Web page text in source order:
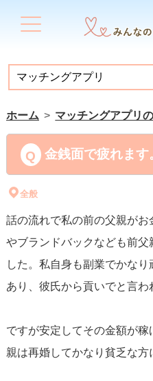
ホーム マッチングアプリ
金銭面で疲れます
全般
話の流れで私の前の父親が
やブランドバックなども前父
した。私自身も副業でかな
あり、彼氏から貢いでと言わ
ですが安定してその金額が稼
親は再婚してかなり貧乏な方